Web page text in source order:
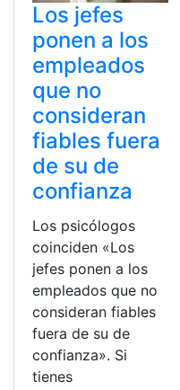
Los jefes
ponen a los
empleados
que no
consideran
fiables fuera
de su de
confianza
Los psicólogos
coinciden «Los
jefes ponen a los
empleados que no
consideran fiables
fuera de su de
confianza». Si
tienes